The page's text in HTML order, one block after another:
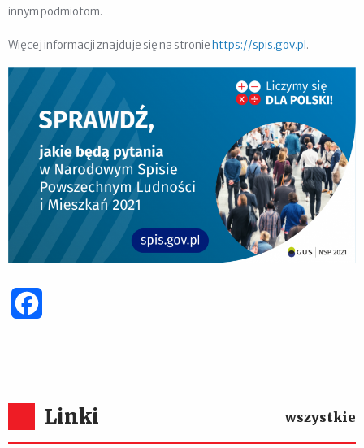
innym podmiotom.
Więcej informacji znajduje się na stronie https://spis.gov.pl .
Linki wszystkie